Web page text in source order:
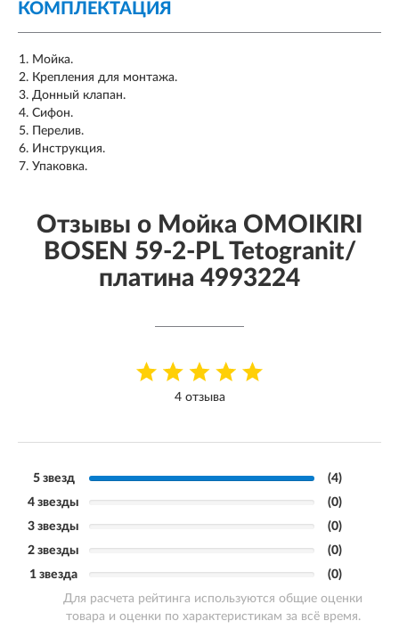
КОМПЛЕКТАЦИЯ
Мойка.
Крепления для монтажа.
Донный клапан.
Сифон.
Перелив.
Инструкция.
Упаковка.
Отзывы о Мойка OMOIKIRI
BOSEN 59-2-PL Tetogranit/
платина 4993224
4 отзыва
5 звезд
(4)
4 звезды
(0)
3 звезды
(0)
2 звезды
(0)
1 звезда
(0)
Для расчета рейтинга используются общие оценки
товара и оценки по характеристикам за всё время.